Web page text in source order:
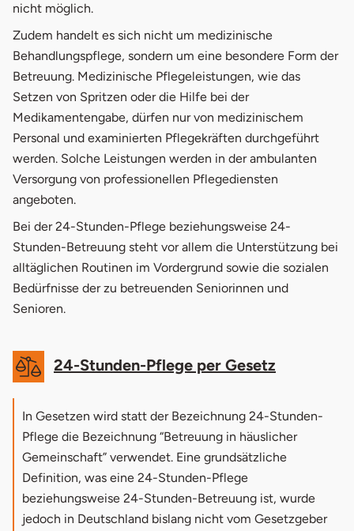
Anfrage abschicken
ausschließlich zur Bearbeitung Ihres Anliegens
verwendet.Weitere Informationen zum Datenschutzöffnet in
Redaktion
0361 / 77 51 95 15
nicht möglich.
Zudem handelt es sich nicht um medizinische
Behandlungspflege, sondern um eine besondere Form der
Betreuung. Medizinische Pflegeleistungen, wie das
Setzen von Spritzen oder die Hilfe bei der
Medikamentengabe, dürfen nur von medizinischem
Personal und examinierten Pflegekräften durchgeführt
werden. Solche Leistungen werden in der ambulanten
Versorgung von professionellen Pflegediensten
angeboten.
Bei der 24-Stunden-Pflege beziehungsweise 24-
Stunden-Betreuung steht vor allem die Unterstützung bei
alltäglichen Routinen im Vordergrund sowie die sozialen
Bedürfnisse der zu betreuenden Seniorinnen und
Senioren.
24-Stunden-Pflege per Gesetz
In Gesetzen wird statt der Bezeichnung 24-Stunden-
Pflege die Bezeichnung “Betreuung in häuslicher
Gemeinschaft” verwendet. Eine grundsätzliche
Definition, was eine 24-Stunden-Pflege
beziehungsweise 24-Stunden-Betreuung ist, wurde
jedoch in Deutschland bislang nicht vom Gesetzgeber